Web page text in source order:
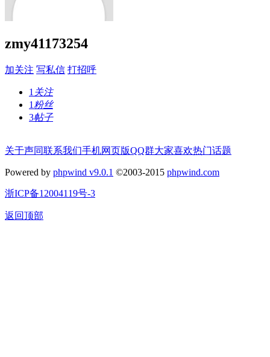
zmy41173254
加关注 写私信 打招呼
1 关注
1 粉丝
3帖子
关于声同联系我们手机网页版QQ群大家喜欢热门话题
Powered by phpwind v9.0.1 ©2003-2015 phpwind.com
浙ICP备12004119号-3
返回顶部